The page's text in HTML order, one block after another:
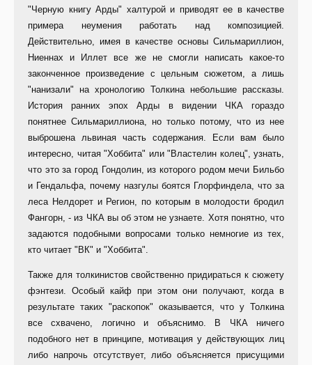
"Черную книгу Арды" халтурой и приводят ее в качестве
примера неумения работать над композицией.
Действительно, имея в качестве основы Сильмариллион,
Ниеннах и Иллет все же не смогли написать какое-то
законченное произведение с цельным сюжетом, а лишь
"нанизали" на хронологию Толкина небольшие рассказы.
История ранних эпох Арды в видении ЧКА гораздо
понятнее Сильмариллиона, но только потому, что из нее
выброшена львиная часть содержания. Если вам было
интересно, читая "Хоббита" или "Властелин колец", узнать,
что это за город Гондолин, из которого родом мечи Бильбо
и Гендальфа, почему назгулы боятся Глорфиндела, что за
леса Нелдорет и Регион, по которым в молодости бродил
Фангорн, - из ЧКА вы об этом не узнаете. Хотя понятно, что
задаются подобными вопросами только немногие из тех,
кто читает "ВК" и "Хоббита".
Также для толкинистов свойственно придираться к сюжету
фэнтези. Особый кайф при этом они получают, когда в
результате таких "раскопок" оказывается, что у Толкина
все схвачено, логично и объяснимо. В ЧКА ничего
подобного нет в принципе, мотивация у действующих лиц
либо напрочь отсутствует, либо объясняется присущими